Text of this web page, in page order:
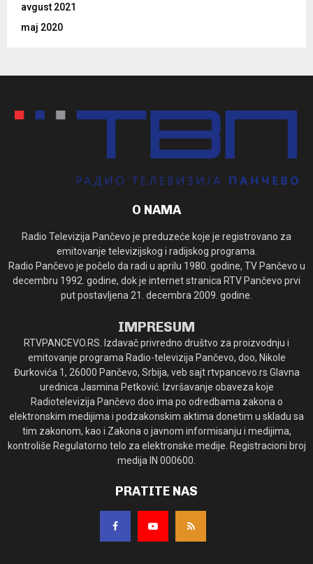
avgust 2021
maj 2020
O NAMA
Radio Televizija Pančevo je preduzeće koje je registrovano za
emitovanje televizijskog i radijskog programa.
Radio Pančevo je počelo da radi u aprilu 1980. godine, TV Pančevo u
decembru 1992. godine, dok je internet stranica RTV Pančevo prvi
put postavljena 21. decembra 2009. godine.
IMPRESUM
RTVPANCEVO.RS. Izdavač privredno društvo za proizvodnju i
emitovanje programa Radio-televizija Pančevo, doo, Nikole
Đurkovića 1, 26000 Pančevo, Srbija, veb sajt rtvpancevo.rs Glavna
urednica Jasmina Petković. Izvršavanje obaveza koje
Radiotelevizija Pančevo doo ima po odredbama zakona o
elektronskim medijima i podzakonskim aktima donetim u skladu sa
tim zakonom, kao i Zakona o javnom informisanju i medijima,
kontroliše Regulatorno telo za elektronske medije. Registracioni broj
medija IN 000600.
PRATITE NAS